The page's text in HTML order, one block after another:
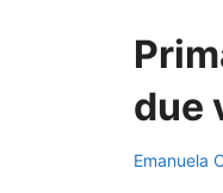
due
Emanuela